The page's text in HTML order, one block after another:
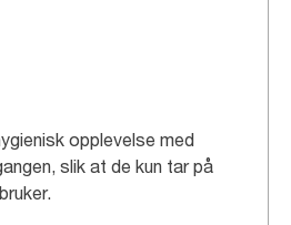
opplevelse med
slik at de kun tar på